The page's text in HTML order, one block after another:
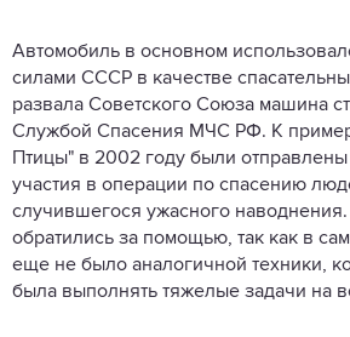
Автомобиль в основном
силами СССР в качестве
развала Советского Союза машина
Службой Спасения МЧС РФ. К
Птицы" в 2002 году были
участия в операции по спасению
случившегося ужасного
обратились за помощью, так как в
еще не было аналогичной техники,
была выполнять тяжелые задачи на